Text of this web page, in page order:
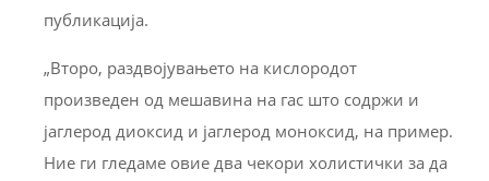
публикација.
„Второ, раздвојувањето на кислородот
произведен од мешавина на гас што содржи и
јаглерод диоксид и јаглерод моноксид, на пример.
Ние ги гледаме овие два чекори холистички за да